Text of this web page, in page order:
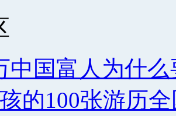
中国富人为什
的100张游历